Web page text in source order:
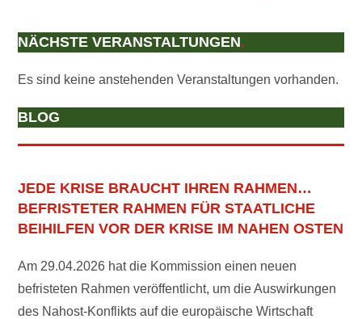
NÄCHSTE VERANSTALTUNGEN.
Es sind keine anstehenden Veranstaltungen vorhanden.
BLOG
JEDE KRISE BRAUCHT IHREN RAHMEN…
BEFRISTETER RAHMEN FÜR STAATLICHE
BEIHILFEN VOR DER KRISE IM NAHEN OSTEN
Am 29.04.2026 hat die Kommission einen neuen
befristeten Rahmen veröffentlicht, um die Auswirkungen
des Nahost-Konflikts auf die europäische Wirtschaft